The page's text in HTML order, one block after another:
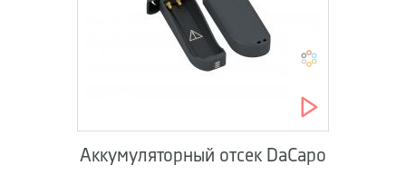
Аккумуляторный отсек DaCapo